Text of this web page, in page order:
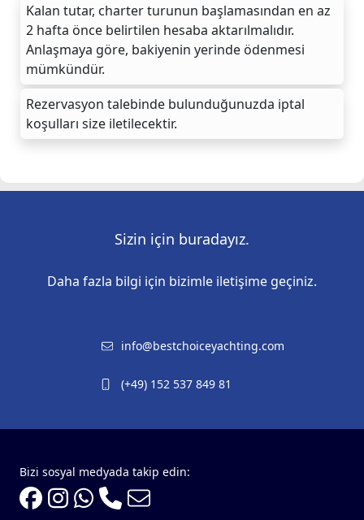
Kalan tutar, charter turunun başlamasından en az
2 hafta önce belirtilen hesaba aktarılmalıdır.
Anlaşmaya göre, bakiyenin yerinde ödenmesi
mümkündür.
Rezervasyon talebinde bulunduğunuzda iptal
koşulları size iletilecektir.
Sizin için buradayız.
Daha fazla bilgi için bizimle iletişime geçiniz.
info@bestchoiceyachting.com
(+49) 152 537 849 81
Bizi sosyal medyada takip edin: